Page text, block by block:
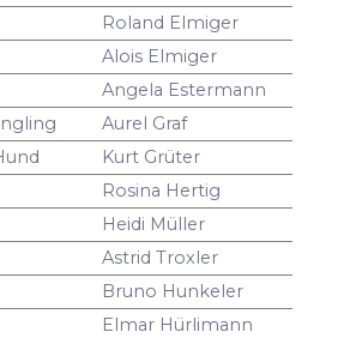
Roland Elmiger
Alois Elmiger
Angela Estermann
Aurel Graf
Kurt Grüter
Rosina Hertig
Heidi Müller
Astrid Troxler
Bruno Hunkeler
Elmar Hürlimann